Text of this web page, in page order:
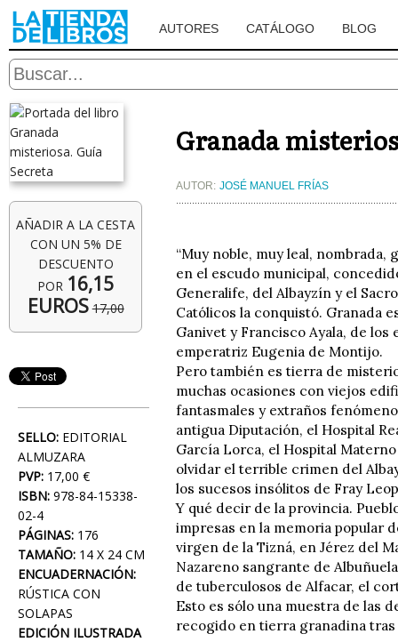
AUTORES CATÁLOGO BLOG
AÑADIR A LA CESTA
CON UN 5% DE
DESCUENTO
POR 16,15
EUROS 17,00
SELLO: EDITORIAL
ALMUZARA
PVP: 17,00 €
ISBN: 978-84-15338-
02-4
PÁGINAS: 176
TAMAÑO: 14 X 24 CM
ENCUADERNACIÓN:
RÚSTICA CON
SOLAPAS
EDICIÓN ILUSTRADA
Granada
AUTOR: JOSÉ MANUEL FRÍAS
“Muy noble, muy leal, nombrada,
en el escudo municipal,
Generalife, del Albayzín y el
Católicos la conquistó. Granada
Ganivet y Francisco Ayala, de
emperatriz Eugenia de Montijo.
Pero también es tierra de
muchas ocasiones con viejos
fantasmales y extraños
antigua Diputación, el Hospital
García Lorca, el Hospital
olvidar el terrible crimen del
los sucesos insólitos de Fray
Y qué decir de la provincia.
impresas en la memoria popular
virgen de la Tizná, en Jérez del
Nazareno sangrante de
de tuberculosos de Alfacar, el
Esto es sólo una muestra de las
recogido en tierra granadina